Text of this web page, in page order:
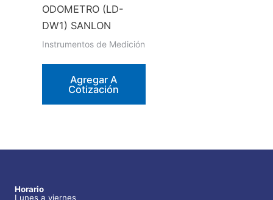
ODOMETRO (LD-
DW1) SANLON
Instrumentos de Medición
Agregar A
Cotización
Horario
Lunes a viernes